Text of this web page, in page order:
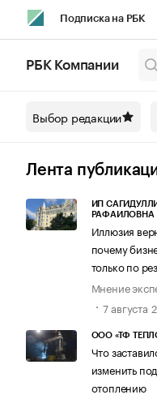
Подписка на РБК
Спецпроекты СПб
Технологии и
РБК Компании
Выбор редакции
Лента
ИП
РАФАИЛОВНА
Иллюзия
почему
только по
Мнение
7 августа
ООО «ТФ
Что
изменить
отоплению